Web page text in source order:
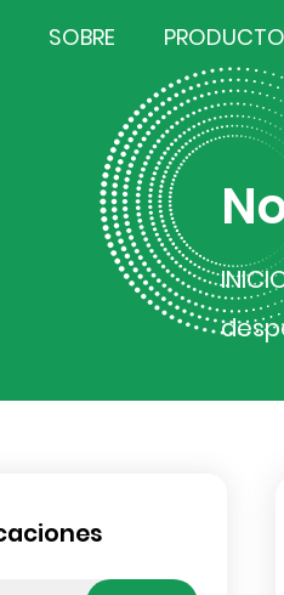
SOBRE PRODUCTO